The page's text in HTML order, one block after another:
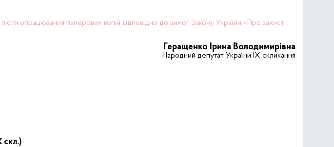
після опрацювання паперових копій відповідно до вимог Закону України «Про захист
Геращенко Ірина Володимирівна
Народний депутат України IX скликання
скл.)